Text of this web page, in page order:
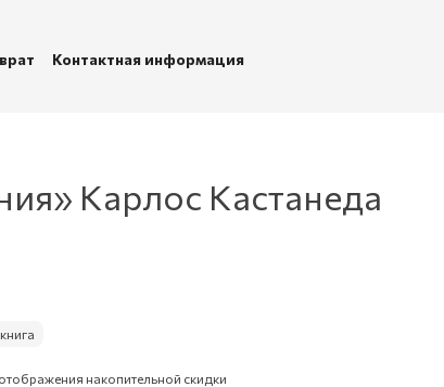
Контактная информация
Карлос Кастанеда
накопительной скидки